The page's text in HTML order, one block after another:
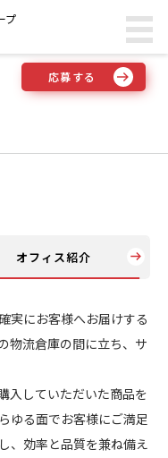
プ
応募する
実にお客様へお届けする
物流倉庫の間に立ち、サ
入していただいた商品を
ゆる面でお客様にご満足
、効率と品質を兼ね備え
オフィス紹介